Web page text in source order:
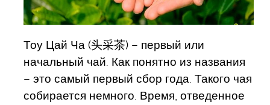
Тоу Цай Ча (头采茶) – первый или
начальный чай. Как понятно из названия
– это самый первый сбор года. Такого чая
собирается немного. Время, отведенное